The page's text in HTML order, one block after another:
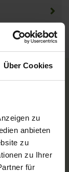
Über Cookies
zu
anbieten
zu
zu Ihrer
für